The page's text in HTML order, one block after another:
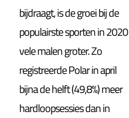
bijdraagt, is de groei bij de
populairste sporten in 2020
vele malen groter. Zo
registreerde Polar in april
bijna de helft (49,8%) meer
hardloopsessies dan in